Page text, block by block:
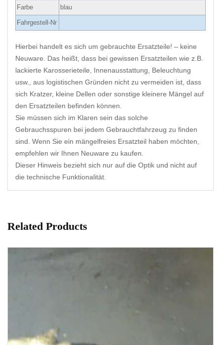
Farbe blau
Fahrgestell-Nr
Hierbei handelt es sich um gebrauchte Ersatzteile! – keine
Neuware. Das heißt, dass bei gewissen Ersatzteilen wie z.B.
lackierte Karosserieteile, Innenausstattung, Beleuchtung
usw., aus logistischen Gründen nicht zu vermeiden ist, dass
sich Kratzer, kleine Dellen oder sonstige kleinere Mängel auf
den Ersatzteilen befinden können.
Sie müssen sich im Klaren sein das solche
Gebrauchsspuren bei jedem Gebrauchtfahrzeug zu finden
sind. Wenn Sie ein mängelfreies Ersatzteil haben möchten,
empfehlen wir Ihnen Neuware zu kaufen.
Dieser Hinweis bezieht sich nur auf die Optik und nicht auf
die technische Funktionalität.
Related Products